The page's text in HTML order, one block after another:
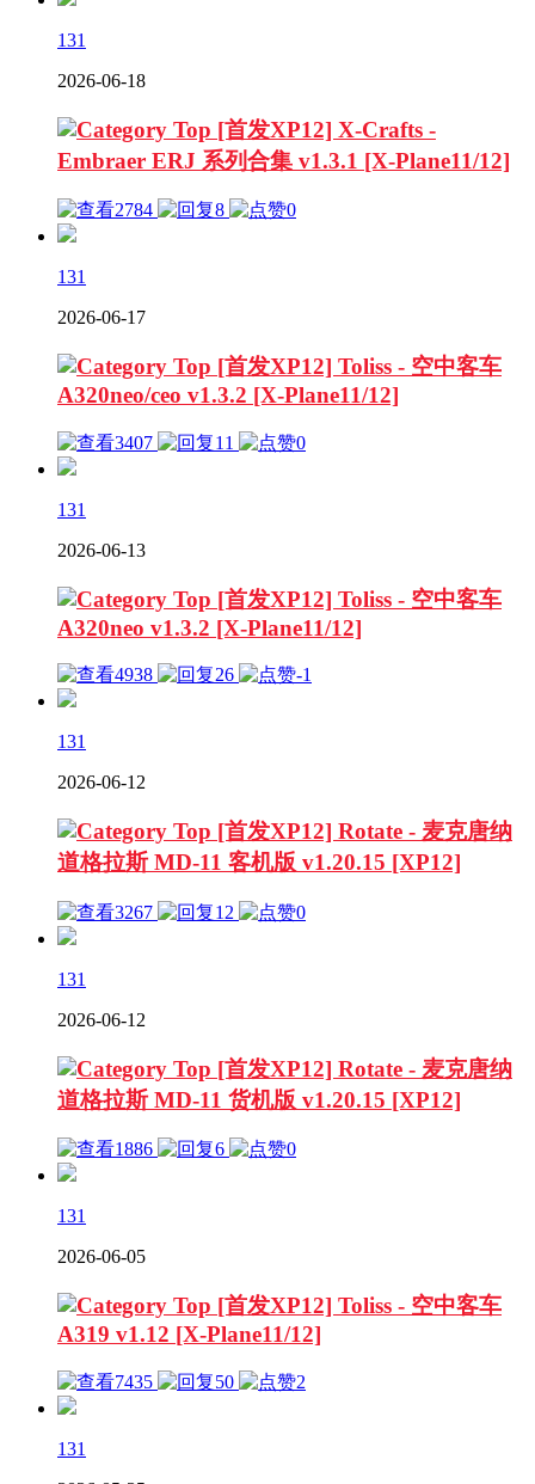
131
2026-06-18
[首发XP12] X-Crafts -
Embraer ERJ 系列合集 v1.3.1 [X-Plane11/12]
2784 8 0
131
2026-06-17
[首发XP12] Toliss - 空中客车
A320neo/ceo v1.3.2 [X-Plane11/12]
3407 11 0
131
2026-06-13
[首发XP12] Toliss - 空中客车
A320neo v1.3.2 [X-Plane11/12]
4938 26 -1
131
2026-06-12
[首发XP12] Rotate - 麦克唐纳
道格拉斯 MD-11 客机版 v1.20.15 [XP12]
3267 12 0
131
2026-06-12
[首发XP12] Rotate - 麦克唐纳
道格拉斯 MD-11 货机版 v1.20.15 [XP12]
1886 6 0
131
2026-06-05
[首发XP12] Toliss - 空中客车
A319 v1.12 [X-Plane11/12]
7435 50 2
131